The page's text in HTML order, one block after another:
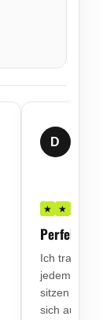
D
★ ★
Perfekt
Ich trage
jedem
sitzen eng,
sich auch